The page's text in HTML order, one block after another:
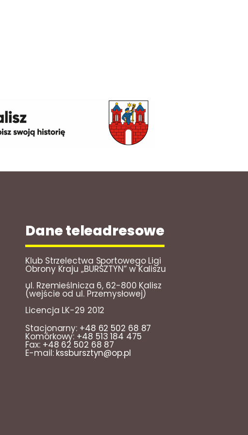
Dane teleadresowe
Klub Strzelectwa Sportowego Ligi
Obrony Kraju „BURSZTYN” w Kaliszu
ul. Rzemieślnicza 6, 62-800 Kalisz
(wejście od ul. Przemysłowej)
Licencja LK-29 2012
Stacjonarny: +48 62 502 68 87
Komórkowy: +48 513 184 475
Fax: +48 62 502 68 87
E-mail: kssbursztyn@op.pl